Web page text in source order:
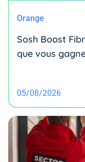
Orange
Sosh Boost
que vous
05/08/2026